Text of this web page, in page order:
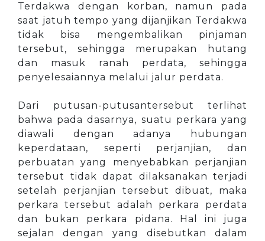
Terdakwa dengan korban, namun pada
saat jatuh tempo yang dijanjikan Terdakwa
tidak bisa mengembalikan pinjaman
tersebut, sehingga merupakan hutang
dan masuk ranah perdata, sehingga
penyelesaiannya melalui jalur perdata.
Dari putusan-putusantersebut terlihat
bahwa pada dasarnya, suatu perkara yang
diawali dengan adanya hubungan
keperdataan, seperti perjanjian, dan
perbuatan yang menyebabkan perjanjian
tersebut tidak dapat dilaksanakan terjadi
setelah perjanjian tersebut dibuat, maka
perkara tersebut adalah perkara perdata
dan bukan perkara pidana. Hal ini juga
sejalan dengan yang disebutkan dalam